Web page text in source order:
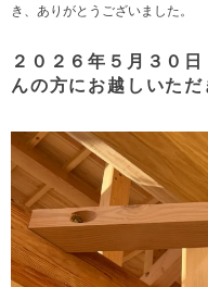
き、ありがとうございました。
２０２６年５月３０
んの方にお越しいた